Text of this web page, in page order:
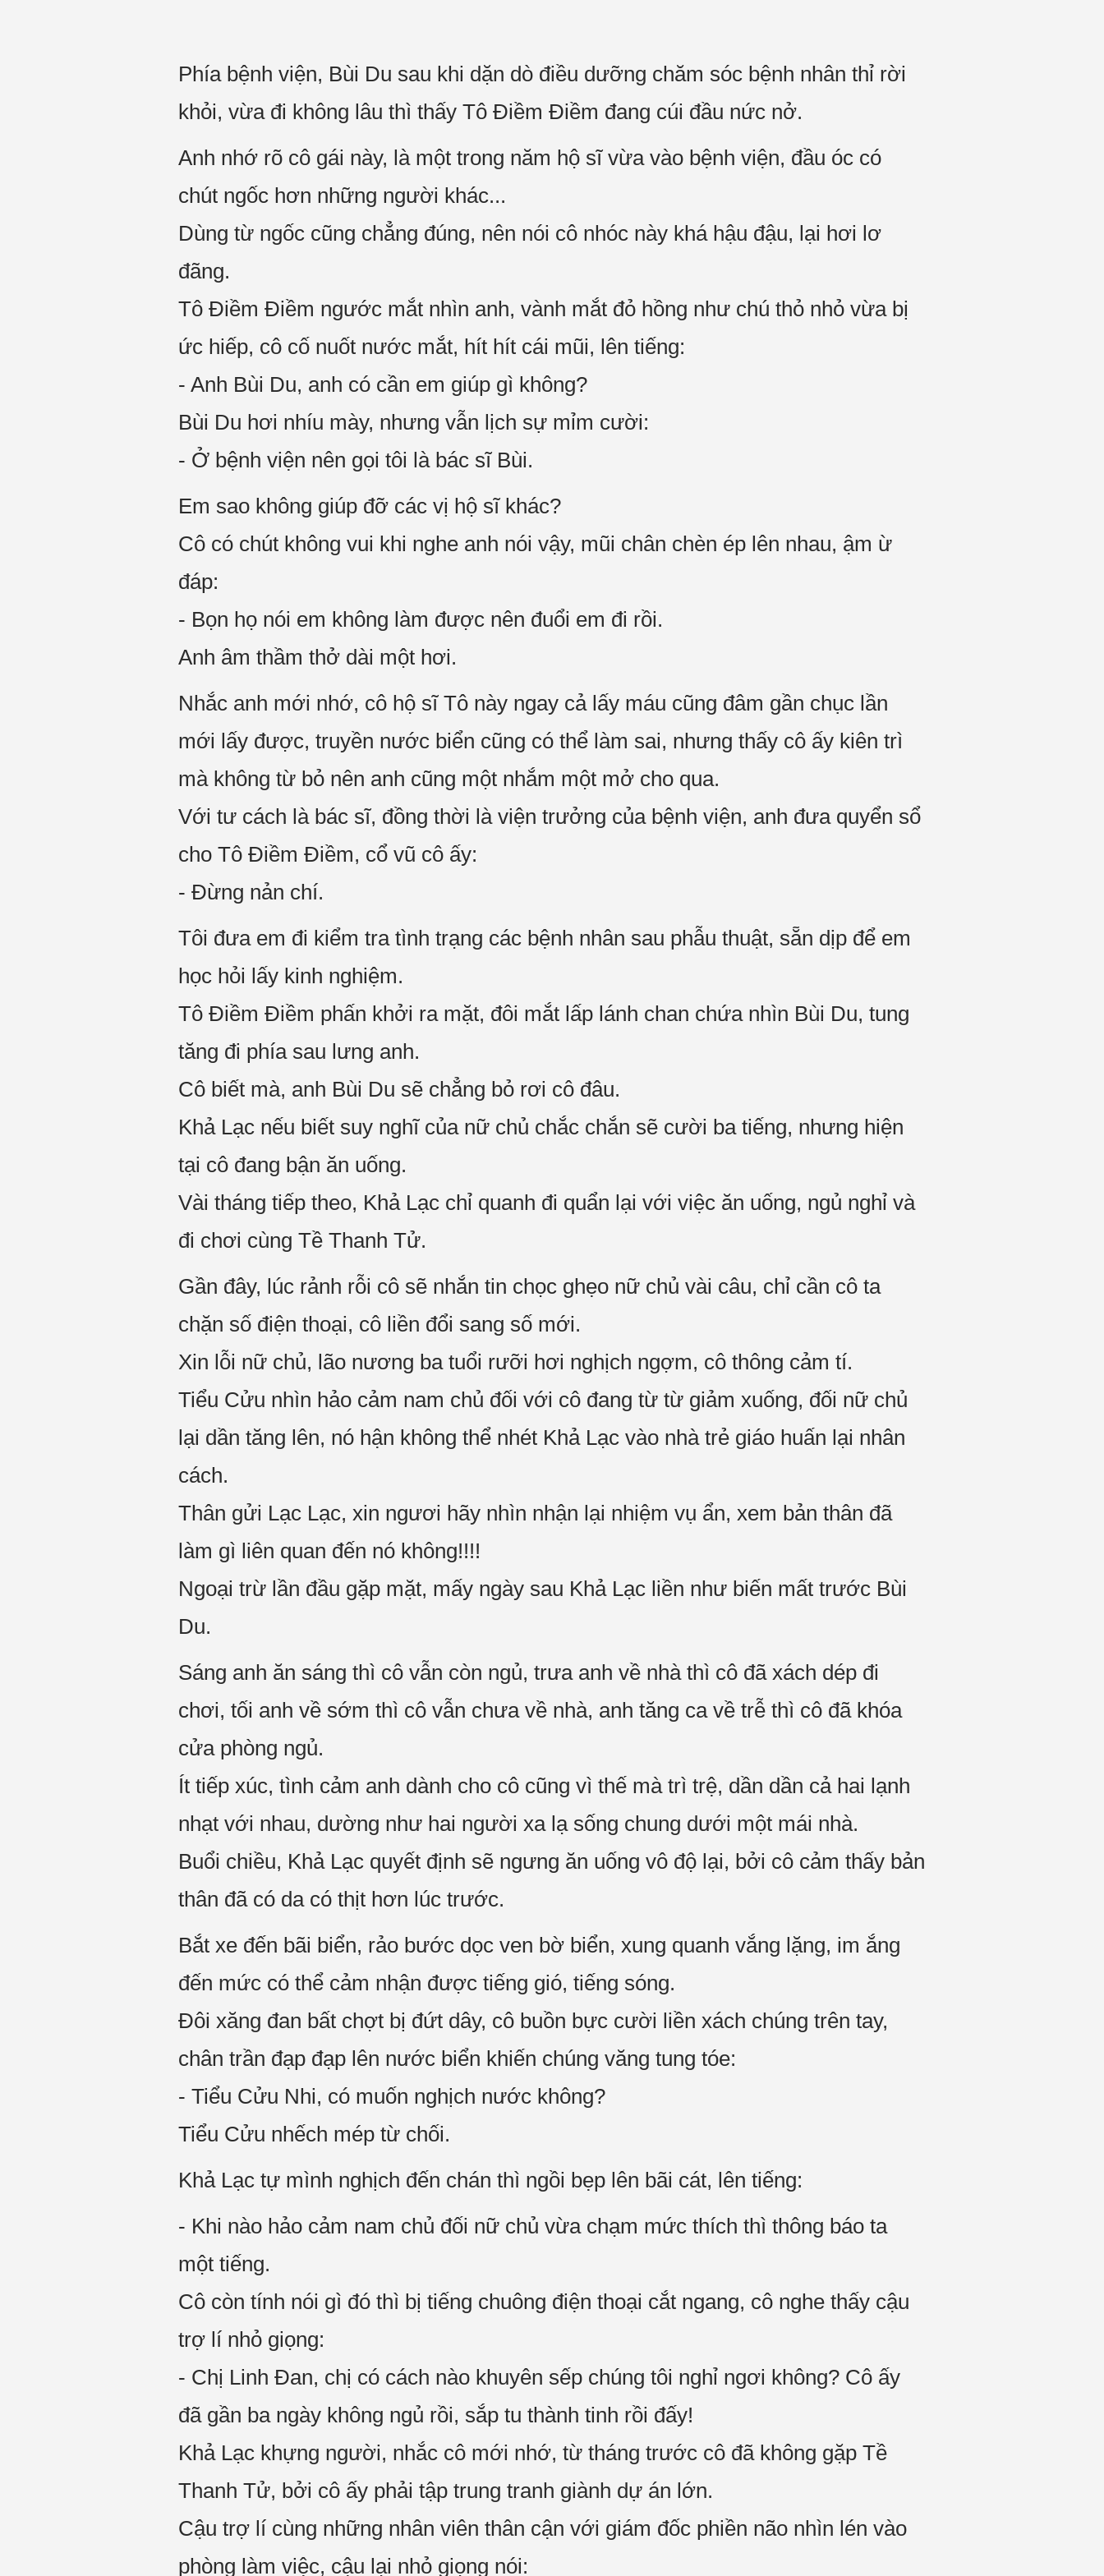
Phía bệnh viện, Bùi Du sau khi dặn dò điều dưỡng chăm sóc bệnh nhân thỉ rời
khỏi, vừa đi không lâu thì thấy Tô Điềm Điềm đang cúi đầu nức nở.
Anh nhớ rõ cô gái này, là một trong năm hộ sĩ vừa vào bệnh viện, đầu óc có
chút ngốc hơn những người khác...
Dùng từ ngốc cũng chẳng đúng, nên nói cô nhóc này khá hậu đậu, lại hơi lơ
đãng.
Tô Điềm Điềm ngước mắt nhìn anh, vành mắt đỏ hồng như chú thỏ nhỏ vừa bị
ức hiếp, cô cố nuốt nước mắt, hít hít cái mũi, lên tiếng:
- Anh Bùi Du, anh có cần em giúp gì không?
Bùi Du hơi nhíu mày, nhưng vẫn lịch sự mỉm cười:
- Ở bệnh viện nên gọi tôi là bác sĩ Bùi.
Em sao không giúp đỡ các vị hộ sĩ khác?
Cô có chút không vui khi nghe anh nói vậy, mũi chân chèn ép lên nhau, ậm ừ
đáp:
- Bọn họ nói em không làm được nên đuổi em đi rồi.
Anh âm thầm thở dài một hơi.
Nhắc anh mới nhớ, cô hộ sĩ Tô này ngay cả lấy máu cũng đâm gần chục lần
mới lấy được, truyền nước biển cũng có thể làm sai, nhưng thấy cô ấy kiên trì
mà không từ bỏ nên anh cũng một nhắm một mở cho qua.
Với tư cách là bác sĩ, đồng thời là viện trưởng của bệnh viện, anh đưa quyển sổ
cho Tô Điềm Điềm, cổ vũ cô ấy:
- Đừng nản chí.
Tôi đưa em đi kiểm tra tình trạng các bệnh nhân sau phẫu thuật, sẵn dịp để em
học hỏi lấy kinh nghiệm.
Tô Điềm Điềm phấn khởi ra mặt, đôi mắt lấp lánh chan chứa nhìn Bùi Du, tung
tăng đi phía sau lưng anh.
Cô biết mà, anh Bùi Du sẽ chẳng bỏ rơi cô đâu.
Khả Lạc nếu biết suy nghĩ của nữ chủ chắc chắn sẽ cười ba tiếng, nhưng hiện
tại cô đang bận ăn uống.
Vài tháng tiếp theo, Khả Lạc chỉ quanh đi quẩn lại với việc ăn uống, ngủ nghỉ và
đi chơi cùng Tề Thanh Tử.
Gần đây, lúc rảnh rỗi cô sẽ nhắn tin chọc ghẹo nữ chủ vài câu, chỉ cần cô ta
chặn số điện thoại, cô liền đổi sang số mới.
Xin lỗi nữ chủ, lão nương ba tuổi rưỡi hơi nghịch ngợm, cô thông cảm tí.
Tiểu Cửu nhìn hảo cảm nam chủ đối với cô đang từ từ giảm xuống, đối nữ chủ
lại dần tăng lên, nó hận không thể nhét Khả Lạc vào nhà trẻ giáo huấn lại nhân
cách.
Thân gửi Lạc Lạc, xin ngươi hãy nhìn nhận lại nhiệm vụ ẩn, xem bản thân đã
làm gì liên quan đến nó không!!!!
Ngoại trừ lần đầu gặp mặt, mấy ngày sau Khả Lạc liền như biến mất trước Bùi
Du.
Sáng anh ăn sáng thì cô vẫn còn ngủ, trưa anh về nhà thì cô đã xách dép đi
chơi, tối anh về sớm thì cô vẫn chưa về nhà, anh tăng ca về trễ thì cô đã khóa
cửa phòng ngủ.
Ít tiếp xúc, tình cảm anh dành cho cô cũng vì thế mà trì trệ, dần dần cả hai lạnh
nhạt với nhau, dường như hai người xa lạ sống chung dưới một mái nhà.
Buổi chiều, Khả Lạc quyết định sẽ ngưng ăn uống vô độ lại, bởi cô cảm thấy bản
thân đã có da có thịt hơn lúc trước.
Bắt xe đến bãi biển, rảo bước dọc ven bờ biển, xung quanh vắng lặng, im ắng
đến mức có thể cảm nhận được tiếng gió, tiếng sóng.
Đôi xăng đan bất chợt bị đứt dây, cô buồn bực cười liền xách chúng trên tay,
chân trần đạp đạp lên nước biển khiến chúng văng tung tóe:
- Tiểu Cửu Nhi, có muốn nghịch nước không?
Tiểu Cửu nhếch mép từ chối.
Khả Lạc tự mình nghịch đến chán thì ngồi bẹp lên bãi cát, lên tiếng:
- Khi nào hảo cảm nam chủ đối nữ chủ vừa chạm mức thích thì thông báo ta
một tiếng.
Cô còn tính nói gì đó thì bị tiếng chuông điện thoại cắt ngang, cô nghe thấy cậu
trợ lí nhỏ giọng:
- Chị Linh Đan, chị có cách nào khuyên sếp chúng tôi nghỉ ngơi không? Cô ấy
đã gần ba ngày không ngủ rồi, sắp tu thành tinh rồi đấy!
Khả Lạc khựng người, nhắc cô mới nhớ, từ tháng trước cô đã không gặp Tề
Thanh Tử, bởi cô ấy phải tập trung tranh giành dự án lớn.
Cậu trợ lí cùng những nhân viên thân cận với giám đốc phiền não nhìn lén vào
phòng làm việc, cậu lại nhỏ giọng nói: